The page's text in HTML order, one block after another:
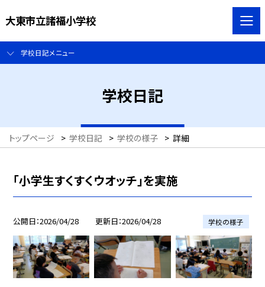
大東市立諸福小学校
学校日記メニュー
学校日記
トップページ > 学校日記 > 学校の様子 > 詳細
「小学生すくすくウオッチ」を実施
公開日 2026/04/28 更新日 2026/04/28 学校の様子